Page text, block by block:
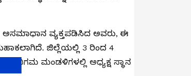
ಅಸಮಾಧಾನ ವ್ಯಕ್ತಪಡಿಸಿದ ಅವರು, ಈ
ಜಿಲ್ಲೆಯಲ್ಲಿ 3 ರಿಂದ 4
ನಿಗಮ ಮಂಡಳಿಗಳಲ್ಲಿ ಅಧ್ಯಕ್ಷ ಸ್ಥಾನ